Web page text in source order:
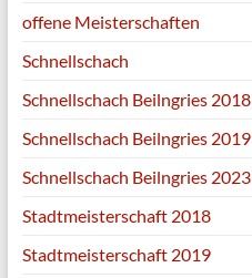
offene Meisterschaften
Schnellschach
Schnellschach Beilngries 2018
Schnellschach Beilngries 2019
Schnellschach Beilngries 2023
Stadtmeisterschaft 2018
Stadtmeisterschaft 2019